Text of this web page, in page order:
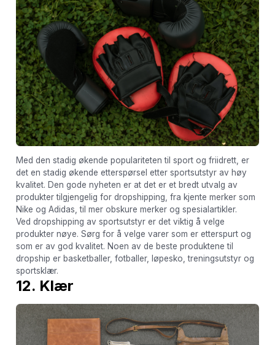
Med den stadig økende populariteten til sport og friidrett, er
det en stadig økende etterspørsel etter sportsutstyr av høy
kvalitet. Den gode nyheten er at det er et bredt utvalg av
produkter tilgjengelig for dropshipping, fra kjente merker som
Nike og Adidas, til mer obskure merker og spesialartikler.
Ved dropshipping av sportsutstyr er det viktig å velge
produkter nøye. Sørg for å velge varer som er etterspurt og
som er av god kvalitet. Noen av de beste produktene til
dropship er basketballer, fotballer, løpesko, treningsutstyr og
sportsklær.
12. Klær